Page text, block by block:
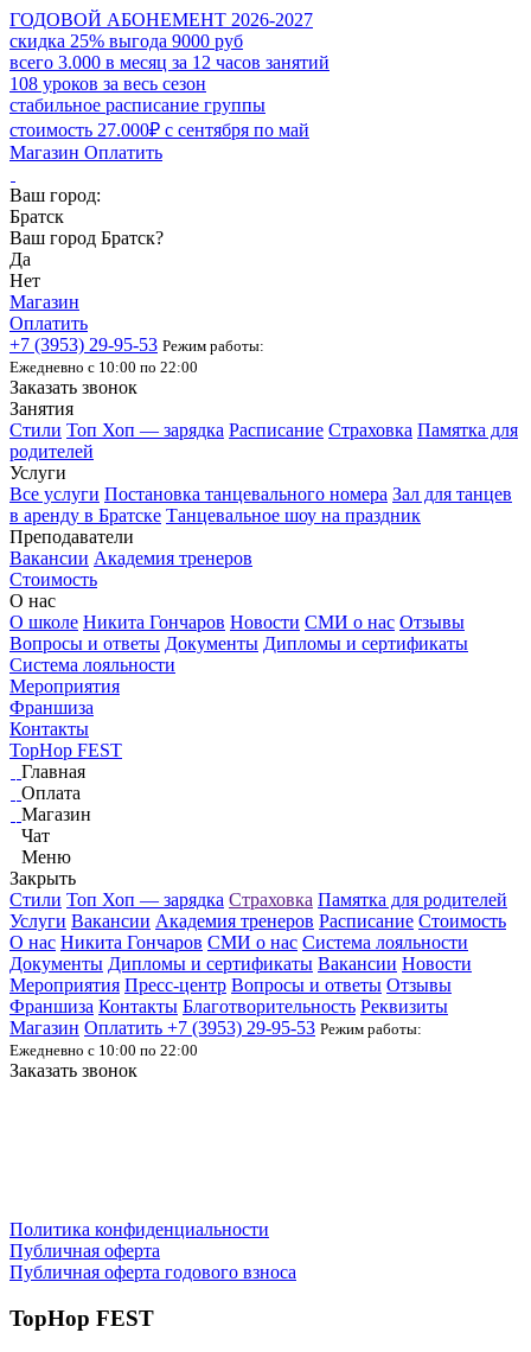
ГОДОВОЙ АБОНЕМЕНТ 2026-2027
скидка 25% выгода 9000 руб
всего 3.000 в месяц за 12 часов занятий
108 уроков за весь сезон
стабильное расписание группы
стоимость 27.000₽ с сентября по май
Магазин Оплатить
Ваш город:
Братск
Ваш город Братск?
Да
Нет
Магазин
Оплатить
+7 (3953) 29-95-53 Режим работы:
Ежедневно с 10:00 по 22:00
Заказать звонок
Занятия
Стили Топ Хоп — зарядка Расписание Страховка Памятка для
родителей
Услуги
Все услуги Постановка танцевального номера Зал для танцев
в аренду в Братске Танцевальное шоу на праздник
Преподаватели
Вакансии Академия тренеров
Стоимость
О нас
О школе Никита Гончаров Новости СМИ о нас Отзывы
Вопросы и ответы Документы Дипломы и сертификаты
Система лояльности
Мероприятия
Франшиза
Контакты
TopHop FEST
Главная
Оплата
Магазин
Чат
Меню
Закрыть
Стили Топ Хоп — зарядка Страховка Памятка для родителей
Услуги Вакансии Академия тренеров Расписание Стоимость
О нас Никита Гончаров СМИ о нас Система лояльности
Документы Дипломы и сертификаты Вакансии Новости
Мероприятия Пресс-центр Вопросы и ответы Отзывы
Франшиза Контакты Благотворительность Реквизиты
Магазин Оплатить +7 (3953) 29-95-53 Режим работы:
Ежедневно с 10:00 по 22:00
Заказать звонок
Политика конфиденциальности
Публичная оферта
Публичная оферта годового взноса
TopHop FEST